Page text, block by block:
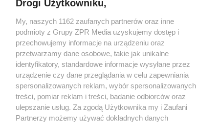
Drogi Użytkowniku,
My, naszych 1162 zaufanych partnerów oraz inne
podmioty z Grupy ZPR Media uzyskujemy dostęp i
przechowujemy informacje na urządzeniu oraz
przetwarzamy dane osobowe, takie jak unikalne
identyfikatory, standardowe informacje wysyłane przez
urządzenie czy dane przeglądania w celu zapewniania
spersonalizowanych reklam, wybór spersonalizowanych
treści, pomiar reklam i treści, badanie odbiorców oraz
ulepszanie usług. Za zgodą Użytkownika my i Zaufani
Partnerzy możemy używać dokładnych danych